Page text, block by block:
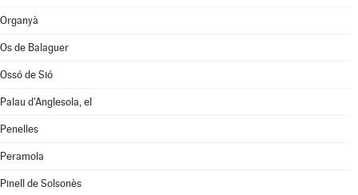
Organyà
Os de Balaguer
Ossó de Sió
Palau d'Anglesola, el
Penelles
Peramola
Pinell de Solsonès